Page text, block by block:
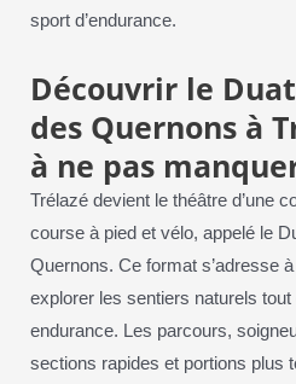
sport d’endurance.
Découvrir le
des Quernons à
à ne pas
Trélazé devient le théâtre d’une
course à pied et vélo, appelé le
Quernons. Ce format s’adresse
explorer les sentiers naturels tout
endurance. Les parcours,
sections rapides et portions plus